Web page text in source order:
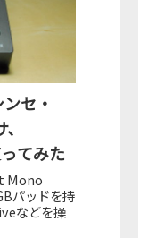
セ・
てみた
Mono
パッドを持
などを操